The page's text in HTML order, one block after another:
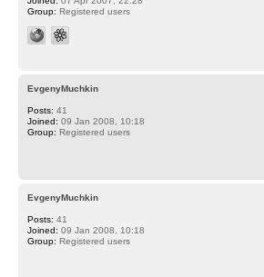
Group: Registered users
EvgenyMuchkin
Posts: 41
Joined: 09 Jan 2008, 10:18
Group: Registered users
EvgenyMuchkin
Posts: 41
Joined: 09 Jan 2008, 10:18
Group: Registered users